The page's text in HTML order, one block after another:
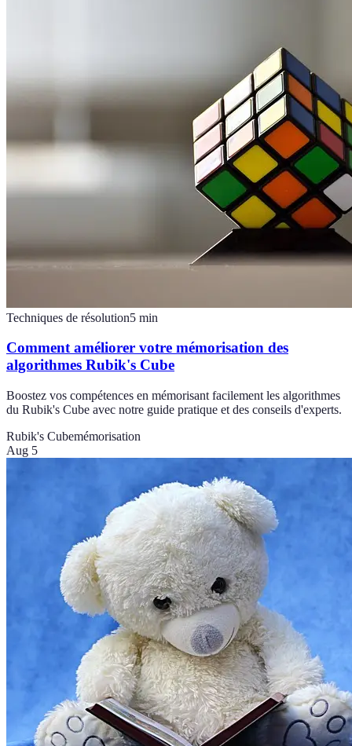
Techniques de résolution5 min
Comment améliorer votre mémorisation des
algorithmes Rubik's Cube
Boostez vos compétences en mémorisant facilement les algorithmes
du Rubik's Cube avec notre guide pratique et des conseils d'experts.
Rubik's Cubemémorisation
Aug 5